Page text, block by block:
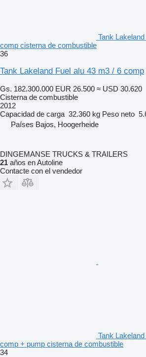
Tank
comp cisterna de combustible
36
Tank Lakeland Fuel alu 43 m3 / 6 comp
Gs. 182.300.000 EUR 26.500 ≈ USD 30.620
Cisterna de combustible
2012
Capacidad de carga 32.360 kg Peso neto
Países Bajos, Hoogerheide
DINGEMANSE TRUCKS & TRAILERS
21 años en Autoline
Contacte con el vendedor
Tank
comp + pump cisterna de combustible
34